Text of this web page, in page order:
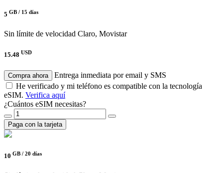
5 GB / 15 días
Sin límite de velocidad Claro, Movistar
15.48 USD
Compra ahora
Entrega inmediata por email y SMS
He verificado y mi teléfono es compatible con la tecnología
eSIM. Verifica aquí
¿Cuántos eSIM necesitas?
Paga con la tarjeta
10 GB / 20 días